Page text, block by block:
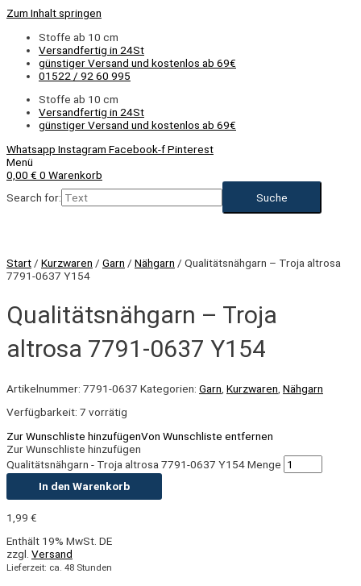
Zum Inhalt springen
Stoffe ab 10 cm
Versandfertig in 24St
günstiger Versand und kostenlos ab 69€
01522 / 92 60 995
Stoffe ab 10 cm
Versandfertig in 24St
günstiger Versand und kostenlos ab 69€
Whatsapp Instagram Facebook-fPinterest
Menü
0,00 € 0 Warenkorb
Search for:
Start / Kurzwaren / Garn / Nähgarn / Qualitätsnähgarn – Troja altrosa
7791-0637 Y154
Qualitätsnähgarn – Troja
altrosa 7791-0637 Y154
Artikelnummer: 7791-0637 Kategorien: Garn Kurzwaren Nähgarn
Verfügbarkeit: 7 vorrätig
Zur Wunschliste hinzufügenVon Wunschliste entfernen
Zur Wunschliste hinzufügen
Qualitätsnähgarn - Troja altrosa 7791-0637 Y154 Menge
In den Warenkorb
1,99 €
Enthält 19% MwSt. DE
zzgl. Versand
Lieferzeit: ca. 48 Stunden